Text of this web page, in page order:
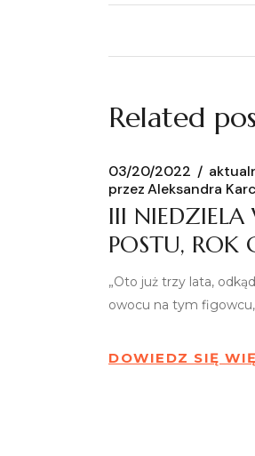
Related
03/20/2022
przezAleksandra
III NIEDZIELA
POSTU, ROK
„Oto już trzy lata,
owocu na tym
DOWIEDZ SIĘ